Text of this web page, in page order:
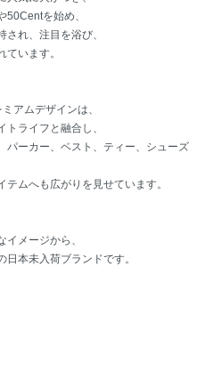
50Centを始め、
れ、注目を浴び、
います。
アムデザインは、
ライフと融合し、
パーカー、ベスト、ティー、シューズ
ムへも広がりを見せています。
メージから、
本未入荷ブランドです。